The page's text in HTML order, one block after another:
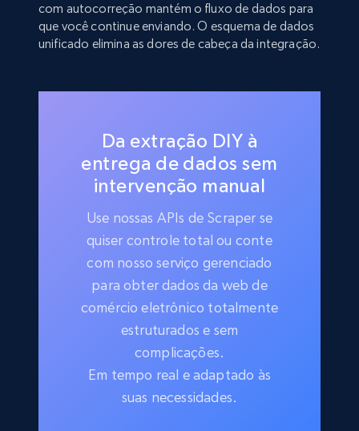
com autocorreção mantém o fluxo de dados para
que você continue enviando. O esquema de dados
unificado elimina as dores de cabeça da integração.
Da extração DIY à
entrega de dados sem
intervenção manual
Use nossas APIs de Scraper se
quiser controle total ou conte
com nosso serviço gerenciado
para obter dados da web de
comércio eletrônico totalmente
estruturados e sem
complicações.
Em tempo real e adaptado às
suas necessidades.